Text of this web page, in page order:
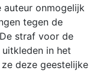
auteur onmogelijk
tegen de
straf voor de
in het
deze geestelijke